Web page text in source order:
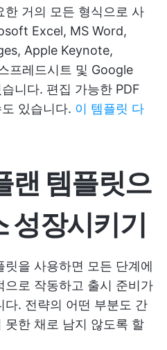
거의 모든 형식으로 사
Excel, MS Word,
Apple Keynote,
프레드시트 및 Google
니다. 편집 가능한 PDF
있습니다. 이 템플릿 다
랜 템플릿으
성장시키기
을 사용하면 모든 단계에
으로 작동하고 출시 준비가
다. 전략의 어떤 부분도 간
못한 채로 남지 않도록 할